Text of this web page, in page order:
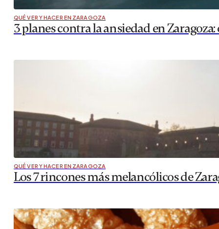
QUÉ VER Y HACER EN ZARAGOZA
3 planes contra la ansiedad en
QUÉ VER Y HACER EN ZARAGOZA
Los 7 rincones más melancólicos de